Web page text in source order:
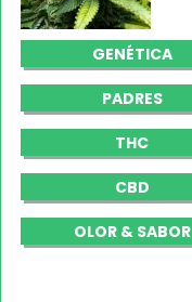
GENÉTICA
PADRES
THC
CBD
OLOR & SABOR